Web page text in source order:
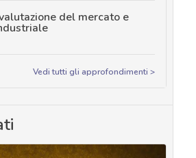
del mercato e
Vedi tutti gli approfondimenti >